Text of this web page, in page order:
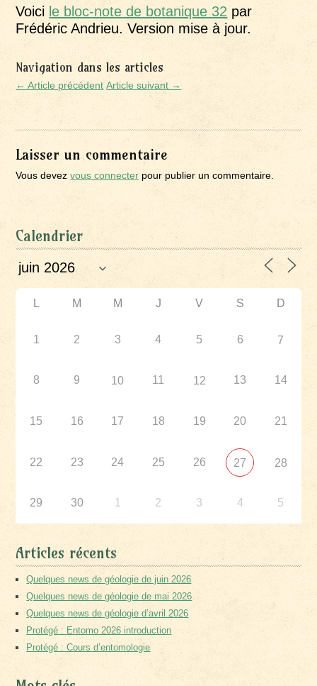
Voici le bloc-note de botanique 32 par
Frédéric Andrieu. Version mise à jour.
Navigation dans les articles
← Article précédent Article suivant →
Laisser un commentaire
Vous devezvous connecter pour publier un commentaire.
Calendrier
L M M J V S D
1 2 3 4 5 6 7
8 9 10 11 12 13 14
15 16 17 18 19 20 21
22 23 24 25 26 27 28
29 30 1 2 3 4 5
Articles récents
Quelques news de géologie de juin 2026
Quelques news de géologie de mai 2026
Quelques news de géologie d’avril 2026
Protégé : Entomo 2026 introduction
Protégé : Cours d’entomologie